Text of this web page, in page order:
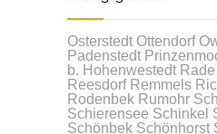
Osterstedt Ottendorf
Padenstedt
b. Hohenwestedt
Reesdorf Remmels
Rodenbek Rumohr
Schierensee Schinkel
Schönbek Schönhorst